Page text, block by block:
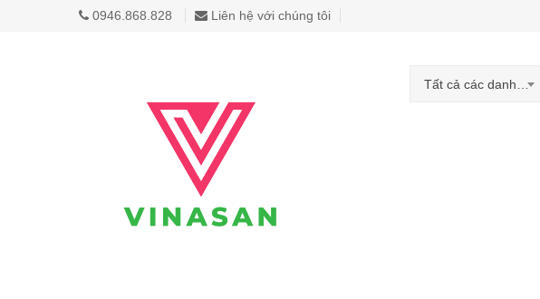
0946.868.828 Liên hệ với chúng tôi
Tất cả các danh mục